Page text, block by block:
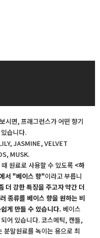
시면, 프래그런스가 어떤 향기
습니다.
JASMINE, VELVET
MUSK.
원료로 사용할 수 있도록 <하
서 "베이스 향"이라고 부릅니
더 강한 특징을 주고자 약간 더
종류를 베이스 향을 원하는 비
게 만들 수 있습니다. 베이스
어 있습니다. 코스메틱, 캔들,
분말원료를 녹이는 용으로 최